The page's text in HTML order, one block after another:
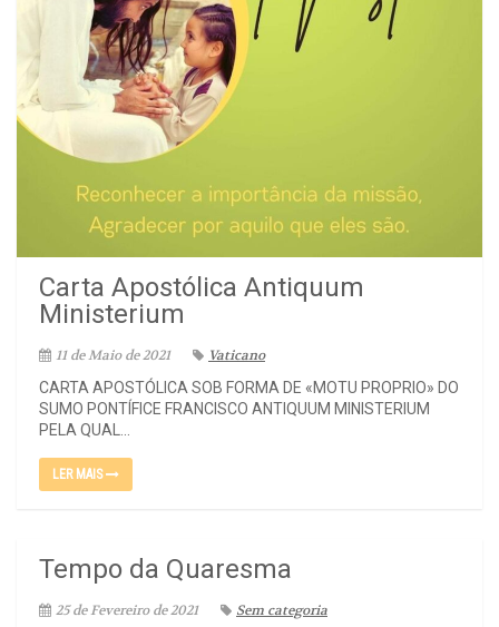
Carta Apostólica Antiquum
Ministerium
11 de Maio de 2021
Vaticano
CARTA APOSTÓLICA SOB FORMA DE «MOTU PROPRIO» DO
SUMO PONTÍFICE FRANCISCO ANTIQUUM MINISTERIUM
PELA QUAL...
LER MAIS
Tempo da Quaresma
25 de Fevereiro de 2021
Sem categoria